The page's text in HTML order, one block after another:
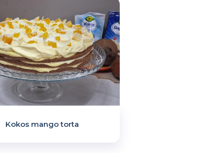
Kokos mango torta